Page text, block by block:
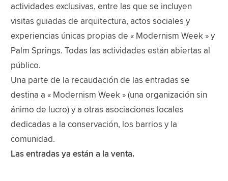
actividades exclusivas, entre las que se incluyen
visitas guiadas de arquitectura, actos sociales y
experiencias únicas propias de « Modernism Week » y
Palm Springs. Todas las actividades están abiertas al
público.
Una parte de la recaudación de las entradas se
destina a « Modernism Week » (una organización sin
ánimo de lucro) y a otras asociaciones locales
dedicadas a la conservación, los barrios y la
comunidad.
Las entradas ya están a la venta.